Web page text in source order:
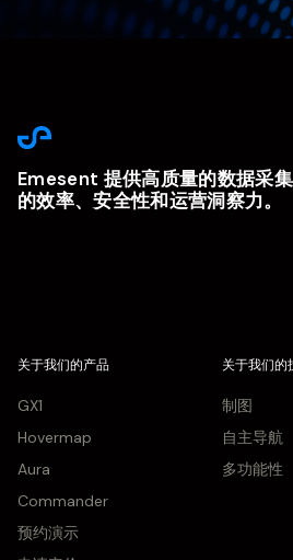
Emesent 提供高质量的数据采
的效率、安全性和运营洞察力。
关于我们的产品
GX1
Hovermap
Aura
Commander
预约演示
关于我们的
制图
自主导航
多功能性